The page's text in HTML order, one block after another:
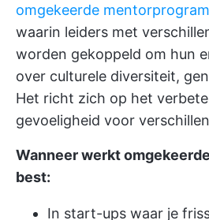
omgekeerde
waarin leiders met
worden gekoppeld om hun
over culturele diversiteit,
Het richt zich op het
gevoeligheid voor
Wanneer werkt
best:
In start-ups waar je